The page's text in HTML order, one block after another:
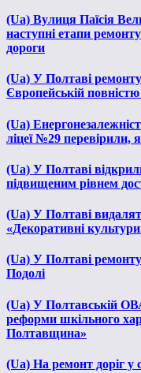
(Ua) Вулиця Паїсія
наступні етапи
дороги
(Ua) У Полтаві
Європейській
(Ua)
ліцеї №29 перевірили,
(Ua) У Полтаві
підвищеним рівнем
(Ua) У Полтаві
«Декоративні
(Ua) У Полтаві
Подолі
(Ua) У Полтавській
реформи шкільного
Полтавщина»
(Ua) На ремонт доріг у